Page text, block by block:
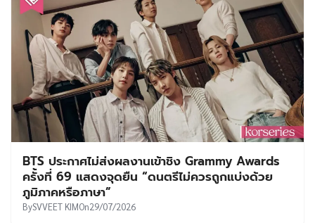
BTS ประกาศไม่ส่งผลงานเข้าชิง Grammy Awards
ครั้งที่ 69 แสดงจุดยืน “ดนตรีไม่ควรถูกแบ่งด้วย
ภูมิภาคหรือภาษา”
BySVVEET KIMOn29/07/2026